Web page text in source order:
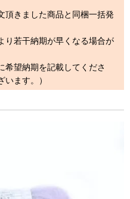
頂きました商品と同梱一括発
り若干納期が早くなる場合が
希望納期を記載してくださ
ます。）